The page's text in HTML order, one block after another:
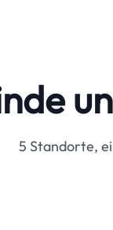
5 Standorte,